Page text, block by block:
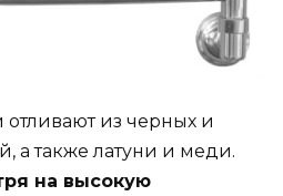
из черных и
а также латуни и меди.
на высокую